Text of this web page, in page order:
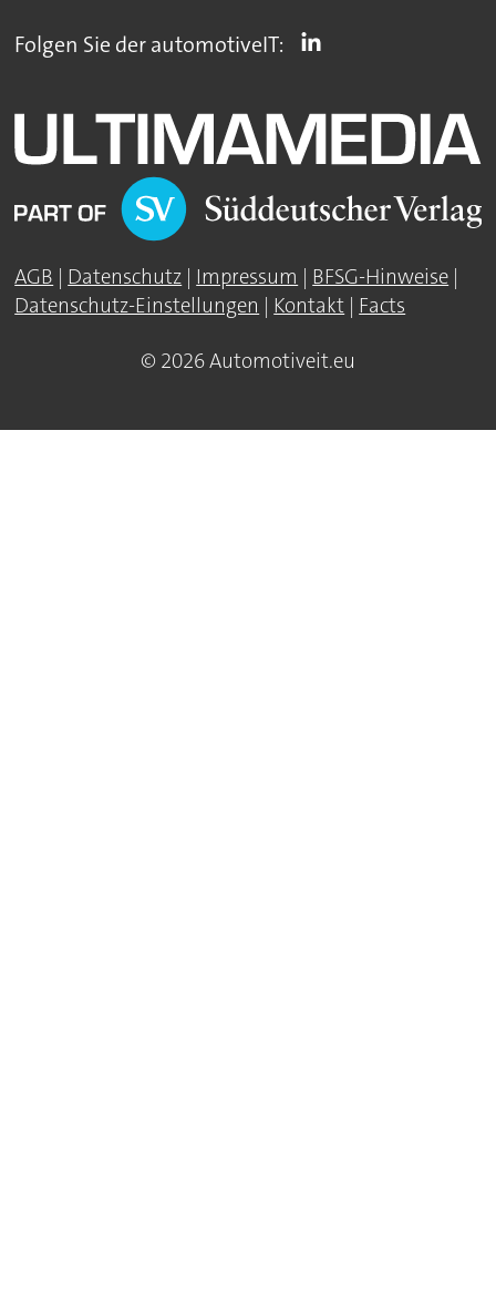
Folgen Sie der automotiveIT:
AGB | Datenschutz | Impressum | BFSG-Hinweise |
Datenschutz-Einstellungen | Kontakt | Facts
© 2026 Automotiveit.eu